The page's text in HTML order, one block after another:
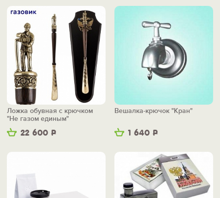
22 600 Р
Ложка обувная с крючком
"Не газом единым"
1 640 Р
Вешалка-крючок "Кран"